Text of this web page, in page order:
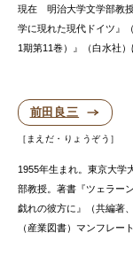
現在 明治大学文学部教
学に現れた現代ドイツ』
1期第11巻）』（白水社）
前田良三
まえだ・りょうぞう
1955年生まれ。東京大
部教授。著書『ツェラー
戯れの彼方に』（共編著
（産業図書）マンフレー